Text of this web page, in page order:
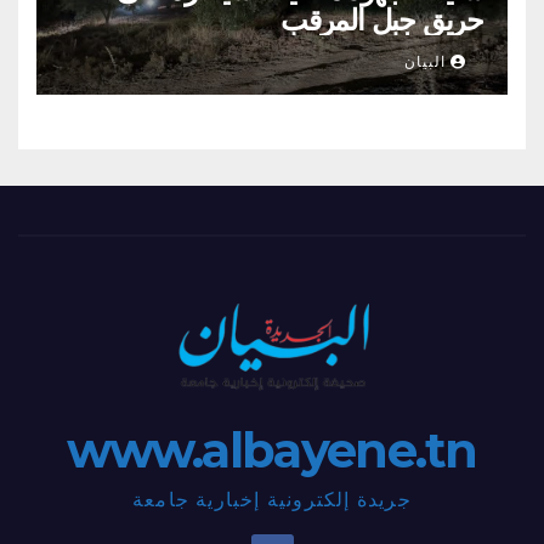
حريق جبل المرقب
البيان
www.albayene.tn
جريدة إلكترونية إخبارية جامعة